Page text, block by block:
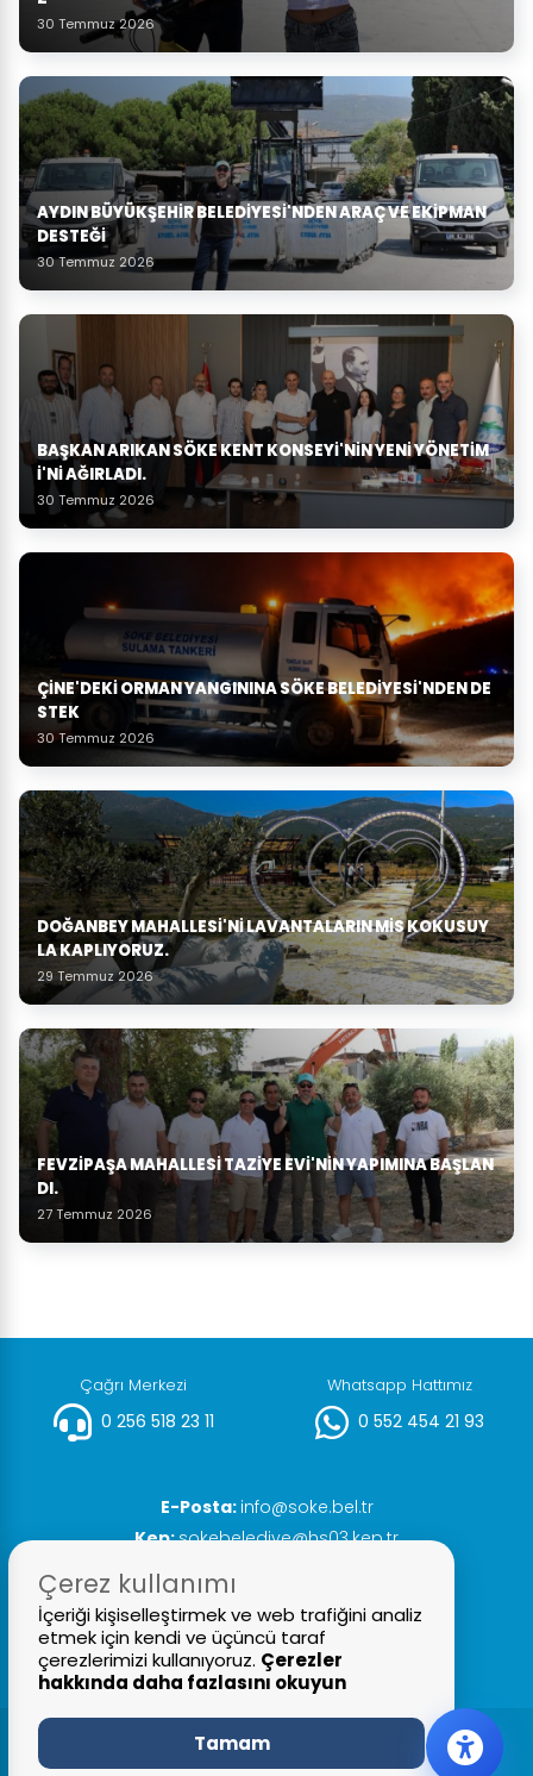
30 Temmuz 2026
AYDIN BÜYÜKŞEHIR BELEDIYESI'NDEN ARAÇ VE EKIPMAN
DESTEĞI
30 Temmuz 2026
BAŞKAN ARIKAN SÖKE KENT KONSEYI'NIN YENI YÖNETIM
I'NI AĞIRLADI.
30 Temmuz 2026
ÇINE'DEKI ORMAN YANGININA SÖKE BELEDIYESI'NDEN DE
STEK
30 Temmuz 2026
DOĞANBEY MAHALLESI'NI LAVANTALARIN MIS KOKUSUY
LA KAPLIYORUZ.
29 Temmuz 2026
FEVZIPAŞA MAHALLESI TAZIYE EVI'NIN YAPIMINA BAŞLAN
DI.
27 Temmuz 2026
Çağrı Merkezi
0 256 518 23 11
Whatsapp Hattımız
0 552 454 21 93
E-Posta: info@soke.bel.tr
Kep:sokebelediye@hs03.kep.tr
© 2026 Tüm Hakları Saklıdır Söke Belediyesi
Çerez kullanımı
İçeriği kişiselleştirmek ve web trafiğini analiz
etmek için kendi ve üçüncü taraf
çerezlerimizi kullanıyoruz. Çerezler
hakkında daha fazlasını okuyun
Tamam